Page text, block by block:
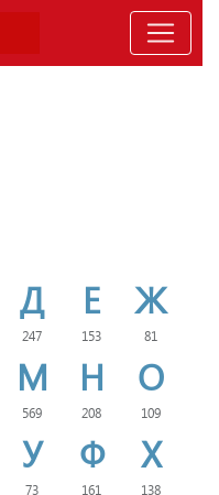
Д
247
Е
153
Ж
81
М
569
Н
208
О
109
У
73
Ф
161
Х
138